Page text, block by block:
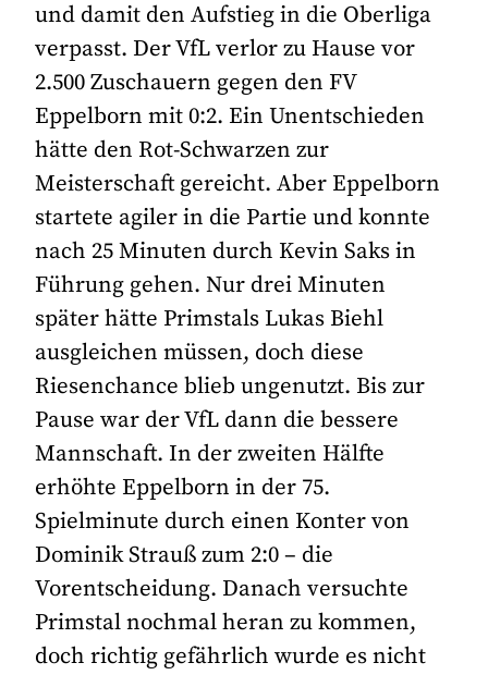
und damit den Aufstieg in die Oberliga
verpasst. Der VfL verlor zu Hause vor
2.500 Zuschauern gegen den FV
Eppelborn mit 0:2. Ein Unentschieden
hätte den Rot-Schwarzen zur
Meisterschaft gereicht. Aber Eppelborn
startete agiler in die Partie und konnte
nach 25 Minuten durch Kevin Saks in
Führung gehen. Nur drei Minuten
später hätte Primstals Lukas Biehl
ausgleichen müssen, doch diese
Riesenchance blieb ungenutzt. Bis zur
Pause war der VfL dann die bessere
Mannschaft. In der zweiten Hälfte
erhöhte Eppelborn in der 75.
Spielminute durch einen Konter von
Dominik Strauß zum 2:0 – die
Vorentscheidung. Danach versuchte
Primstal nochmal heran zu kommen,
doch richtig gefährlich wurde es nicht